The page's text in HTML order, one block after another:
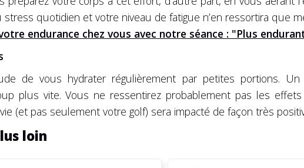
quotidien et votre niveau de fatigue n’en ressortira que
endurance chez vous avec notre séance : "Plus
de vous hydrater régulièrement par petites portions.
plus vite. Vous ne ressentirez probablement pas les
(et pas seulement votre golf) sera impacté de façon très
loin